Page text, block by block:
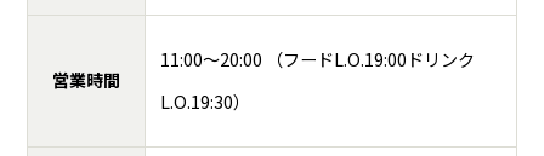
営業時間
11:00～20:00 （フードL.O.19:00ドリンク
L.O.19:30）